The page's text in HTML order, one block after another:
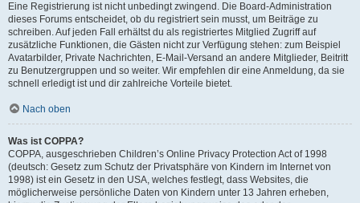
Eine Registrierung ist nicht unbedingt zwingend. Die Board-Administration
dieses Forums entscheidet, ob du registriert sein musst, um Beiträge zu
schreiben. Auf jeden Fall erhältst du als registriertes Mitglied Zugriff auf
zusätzliche Funktionen, die Gästen nicht zur Verfügung stehen: zum Beispiel
Avatarbilder, Private Nachrichten, E-Mail-Versand an andere Mitglieder, Beitritt
zu Benutzergruppen und so weiter. Wir empfehlen dir eine Anmeldung, da sie
schnell erledigt ist und dir zahlreiche Vorteile bietet.
Nach oben
Was ist COPPA?
COPPA, ausgeschrieben Children’s Online Privacy Protection Act of 1998
(deutsch: Gesetz zum Schutz der Privatsphäre von Kindern im Internet von
1998) ist ein Gesetz in den USA, welches festlegt, dass Websites, die
möglicherweise persönliche Daten von Kindern unter 13 Jahren erheben,